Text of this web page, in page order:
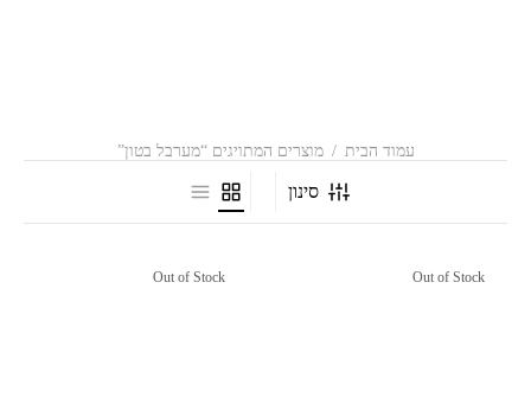
עמוד הבית / מוצרים המתויגים “מערבל בטון”
סינון
Out of Stock
Out of Stock